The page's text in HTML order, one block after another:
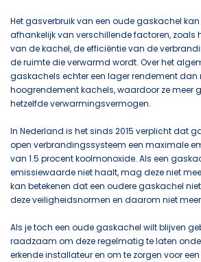
Het gasverbruik van een oude gaskachel kan
afhankelijk van verschillende factoren, zoals
van de kachel, de efficiëntie van de
de ruimte die verwarmd wordt. Over het
gaskachels echter een lager rendement dan
hoogrendement kachels, waardoor ze meer
hetzelfde verwarmingsvermogen.
In Nederland is het sinds 2015 verplicht dat
open verbrandingssysteem een maximale
van 1.5 procent koolmonoxide. Als een
emissiewaarde niet haalt, mag deze niet
kan betekenen dat een oudere gaskachel
deze veiligheidsnormen en daarom niet
Als je toch een oude gaskachel wilt blijven
raadzaam om deze regelmatig te laten
erkende installateur en om te zorgen voor